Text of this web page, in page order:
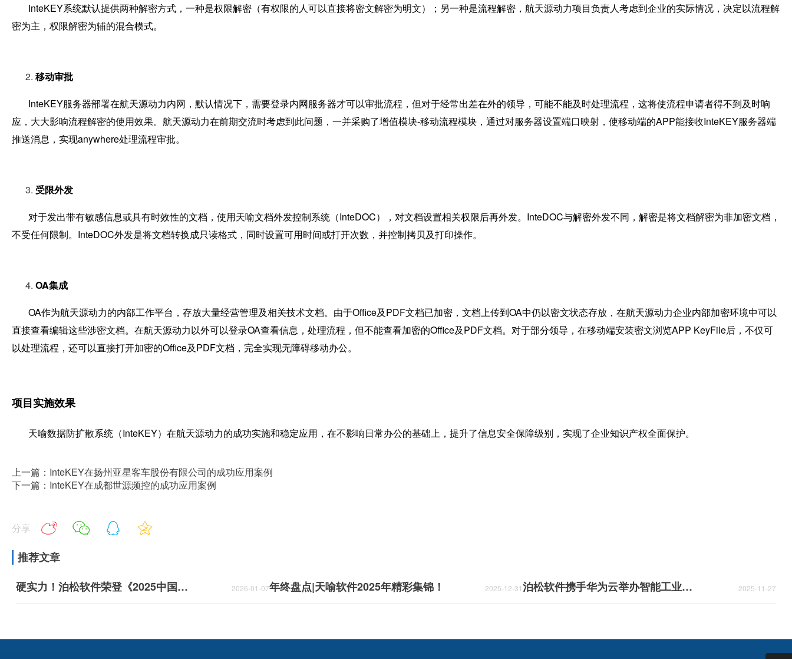
InteKEY系统默认提供两种解密方式，一种是权限解密（有权限的人可以直接将密文解密为明文）；另一种是流程解密，航天源动力项目负责人考虑到企业的实际情况，决定以流程解
密为主，权限解密为辅的混合模式。
移动审批
InteKEY服务器部署在航天源动力内网，默认情况下，需要登录内网服务器才可以审批流程，但对于经常出差在外的领导，可能不能及时处理流程，这将使流程申请者得不到及时响
应，大大影响流程解密的使用效果。航天源动力在前期交流时考虑到此问题，一并采购了增值模块-移动流程模块，通过对服务器设置端口映射，使移动端的APP能接收InteKEY服务器端
推送消息，实现anywhere处理流程审批。
受限外发
对于发出带有敏感信息或具有时效性的文档，使用天喻文档外发控制系统（InteDOC），对文档设置相关权限后再外发。InteDOC与解密外发不同，解密是将文档解密为非加密文档，
不受任何限制。InteDOC外发是将文档转换成只读格式，同时设置可用时间或打开次数，并控制拷贝及打印操作。
OA集成
OA作为航天源动力的内部工作平台，存放大量经营管理及相关技术文档。由于Office及PDF文档已加密，文档上传到OA中仍以密文状态存放，在航天源动力企业内部加密环境中可以
直接查看编辑这些涉密文档。在航天源动力以外可以登录OA查看信息，处理流程，但不能查看加密的Office及PDF文档。对于部分领导，在移动端安装密文浏览APP KeyFile后，不仅可
以处理流程，还可以直接打开加密的Office及PDF文档，完全实现无障碍移动办公。
项目实施效果
天喻数据防扩散系统（InteKEY）在航天源动力的成功实施和稳定应用，在不影响日常办公的基础上，提升了信息安全保障级别，实现了企业知识产权全面保护。
上一篇：InteKEY在扬州亚星客车股份有限公司的成功应用案例
下一篇：InteKEY在成都世源频控的成功应用案例
分享
推荐文章
硬实力！泊松软件荣登《2025中国工业AI领军企业TOP50》！
2026-01-07年终盘点|天喻软件2025年精彩集锦！ 2025-12-31 泊松软件携手华为云举办智能工业软件主题论坛，头部企业共话智能工业破局之道 2025-11-27